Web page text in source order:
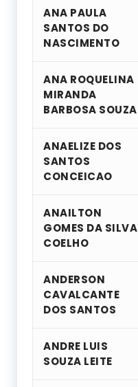
ANA PAULA
SANTOS DO
NASCIMENTO
ANA ROQUELINA
MIRANDA
BARBOSA SOUZA
ANAELIZE DOS
SANTOS
CONCEICAO
ANAILTON
GOMES DA SILVA
COELHO
ANDERSON
CAVALCANTE
DOS SANTOS
ANDRE LUIS
SOUZA LEITE